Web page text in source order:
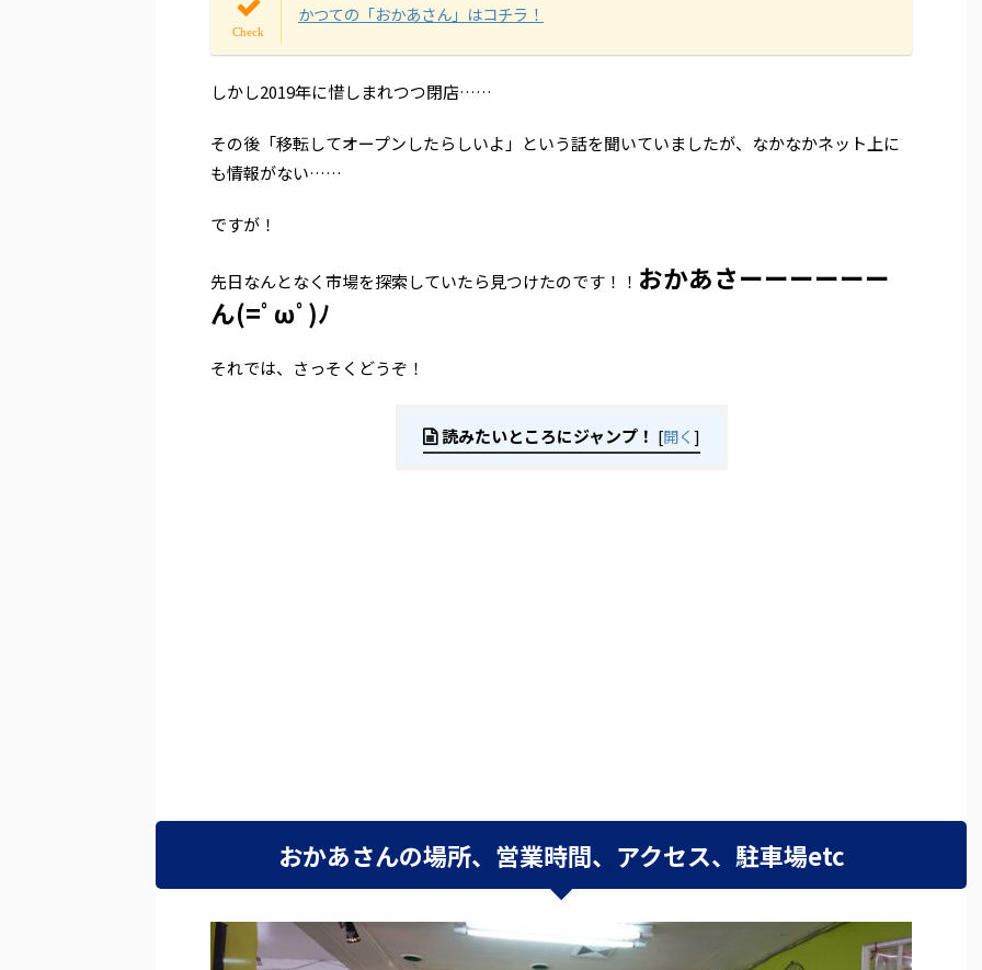
かつての「おかあさん」はコチラ！
しかし2019年に惜しまれつつ閉店……
その後「移転してオープンしたらしいよ」という話を聞いていましたが、なかなかネット上に
も情報がない……
ですが！
先日なんとなく市場を探索していたら見つけたのです！！ おかあさーーーーーー
ん(=ﾟωﾟ)ﾉ
それでは、さっそくどうぞ！
読みたいところにジャンプ！ [開く]
おかあさんの場所、営業時間、アクセス、駐車場etc